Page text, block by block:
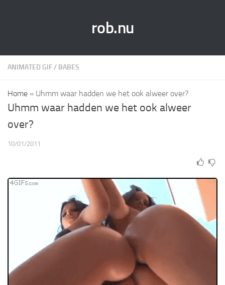
rob.nu
ANIMATED GIF/ BABES
Home » Uhmm waar hadden we het ook alweer over?
Uhmm waar hadden we het ook alweer
over?
10/01/2011